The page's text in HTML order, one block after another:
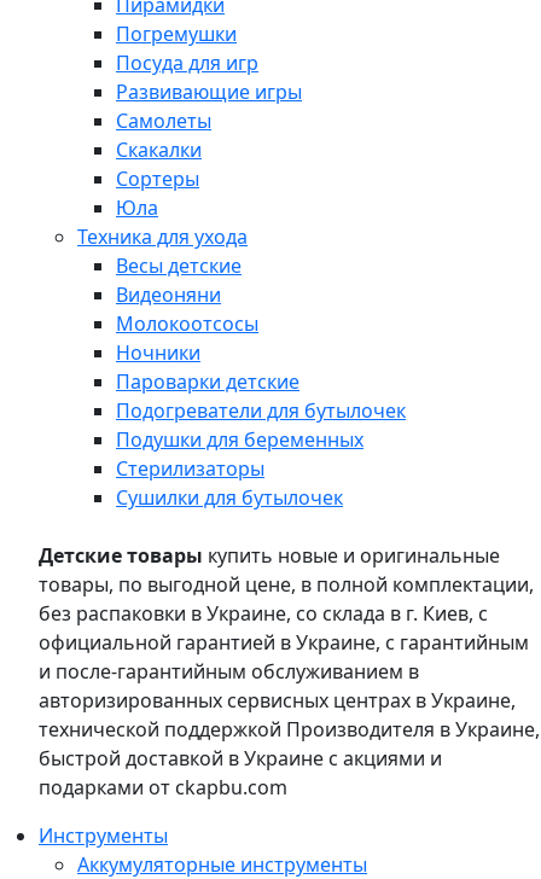
Погремушки
Посуда для игр
Развивающие игры
Самолеты
Скакалки
Сортеры
Юла
Техника для ухода
Весы детские
Видеоняни
Молокоотсосы
Ночники
Пароварки детские
Подогреватели для бутылочек
Подушки для беременных
Стерилизаторы
Сушилки для бутылочек
Детские товары купить новые и оригинальные
товары, по выгодной цене, в полной комплектации,
без распаковки в Украине, со склада в г. Киев, с
официальной гарантией в Украине, с гарантийным
и после-гарантийным обслуживанием в
авторизированных сервисных центрах в Украине,
технической поддержкой Производителя в Украине,
быстрой доставкой в Украине с акциями и
подарками от ckapbu.com
Инструменты
Аккумуляторные инструменты